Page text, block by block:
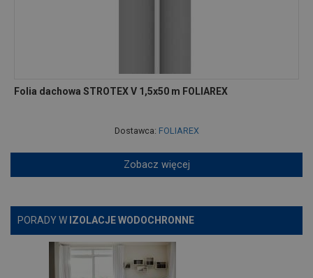
Folia dachowa STROTEX V 1,5x50 m FOLIAREX
Dostawca: FOLIAREX
Zobacz więcej
PORADY W IZOLACJE WODOCHRONNE